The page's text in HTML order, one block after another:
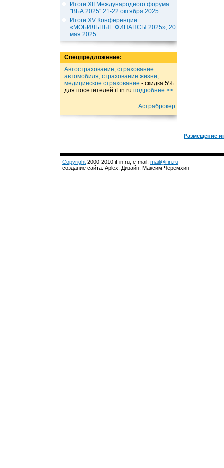
Итоги XII Международного форума
"ВБА 2025" 21-22 октября 2025
Итоги XV Конференции
«МОБИЛЬНЫЕ ФИНАНСЫ 2025», 20
мая 2025
Спецпредложение:
Автострахование, страхование
автомобиля, страхование жизни,
медицинское страхование - cкидка 5%
для посетителей iFin.ru подробнеe >>
Астраброкер
Размещение
Copyright 2000-2010 iFin.ru, e-mail: mail@ifin.ru
создание сайта: Aplex, Дизайн: Максим Черемхин